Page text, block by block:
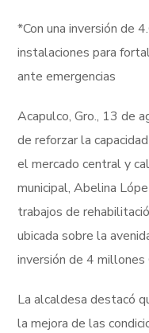
*Con una inversión de
instalaciones para
ante emergencias
Acapulco, Gro., 13 de
de reforzar la
el mercado central y
municipal, Abelina
trabajos de
ubicada sobre la
inversión de 4
La alcaldesa destacó
la mejora de las